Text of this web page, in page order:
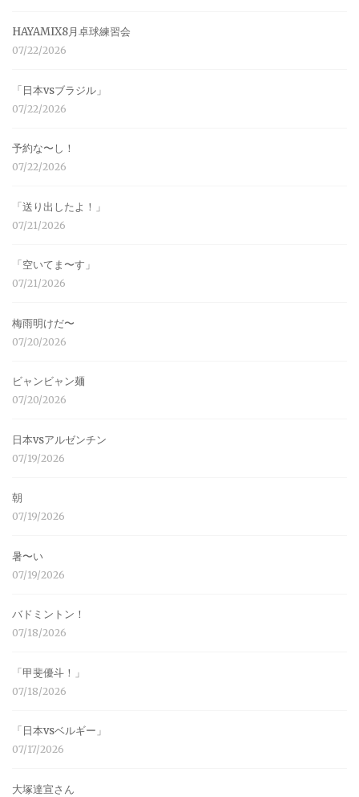
HAYAMIX8月卓球練習会
07/22/2026
「日本vsブラジル」
07/22/2026
予約な〜し！
07/22/2026
「送り出したよ！」
07/21/2026
「空いてま〜す」
07/21/2026
梅雨明けだ〜
07/20/2026
ビャンビャン麺
07/20/2026
日本vsアルゼンチン
07/19/2026
朝
07/19/2026
暑〜い
07/19/2026
バドミントン！
07/18/2026
「甲斐優斗！」
07/18/2026
「日本vsベルギー」
07/17/2026
大塚達宣さん